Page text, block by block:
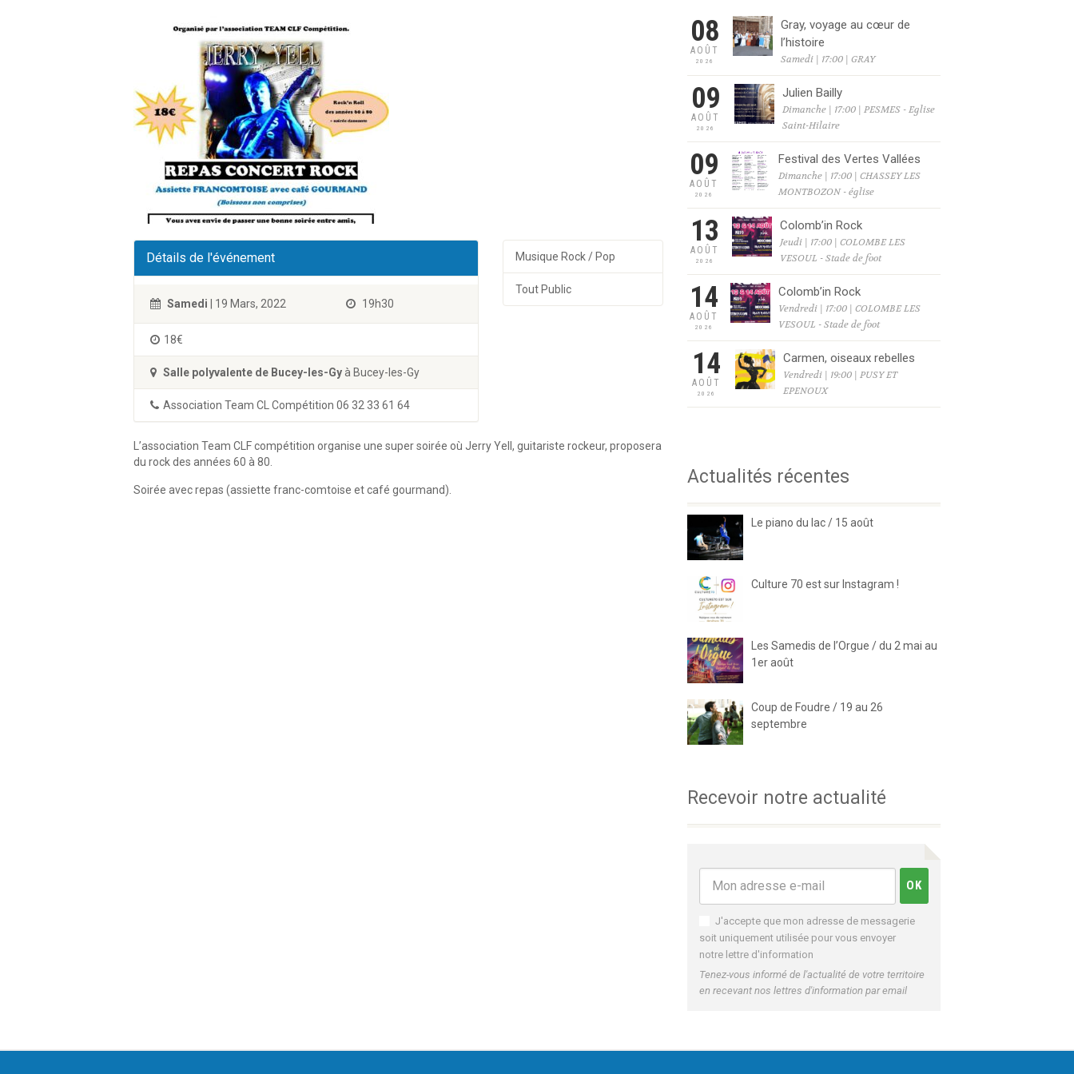
Détails de l'événement
Samedi | 19 Mars, 2022 19h30
18€
Salle polyvalente de Bucey-les-Gyà Bucey-les-Gy
Association Team CL Compétition 06 32 33 61 64
Musique Rock / Pop
Tout Public
L’association Team CLF compétition organise une super soirée où Jerry Yell, guitariste rockeur, proposera
du rock des années 60 à 80.
Soirée avec repas (assiette franc-comtoise et café gourmand).
08
AOÛT
2026
Gray, voyage au cœur de
l’histoire
Samedi | 17:00 | GRAY
09
AOÛT
2026
Julien Bailly
Dimanche | 17:00 | PESMES - Eglise
Saint-Hilaire
09
AOÛT
2026
Festival des Vertes Vallées
Dimanche | 17:00 | CHASSEY LES
MONTBOZON - église
13
AOÛT
2026
Colomb’in Rock
Jeudi | 17:00 | COLOMBE LES
VESOUL - Stade de foot
14
AOÛT
2026
Colomb’in Rock
Vendredi | 17:00 | COLOMBE LES
VESOUL - Stade de foot
14
AOÛT
2026
Carmen, oiseaux rebelles
Vendredi | 19:00 | PUSY ET
EPENOUX
Actualités récentes
Le piano du lac / 15 août
Culture 70 est sur Instagram !
Les Samedis de l’Orgue / du 2 mai au
1er août
Coup de Foudre / 19 au 26
septembre
Recevoir notre actualité
J'accepte que mon adresse de messagerie
soit uniquement utilisée pour vous envoyer
notre lettre d'information
Tenez-vous informé de l'actualité de votre territoire
en recevant nos lettres d'information par email